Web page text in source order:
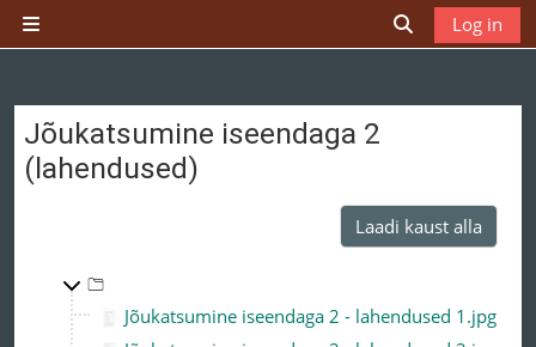
Jäta vahele peasisuni
Küljepaneel
Lülitab
Log in
Jõukatsumine iseendaga 2
(lahendused)
Laadi kaust alla
Jõukatsumine iseendaga 2 - lahendused 1.jpg